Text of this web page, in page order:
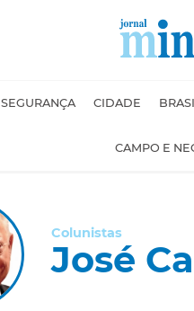
SEGURANÇA CIDADE
CAMPO E
Colunistas
José